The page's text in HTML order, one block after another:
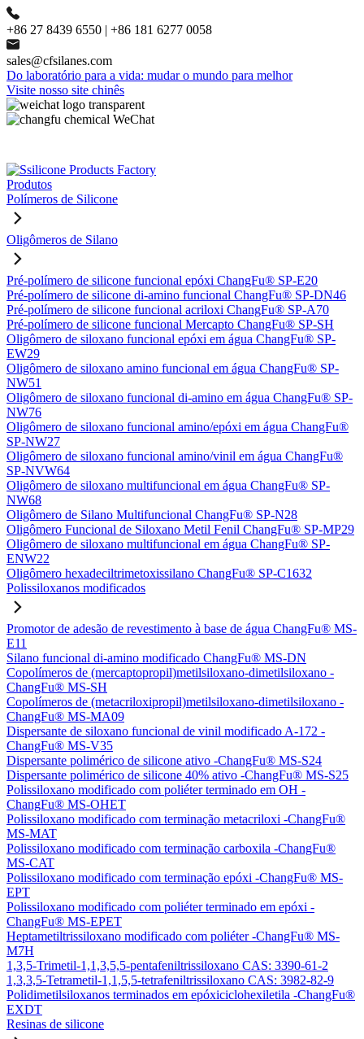
+86 27 8439 6550 | +86 181 6277 0058
sales@cfsilanes.com
Do laboratório para a vida: mudar o mundo para melhor
Visite nosso site chinês
Produtos
Polímeros de Silicone
Oligômeros de Silano
Pré-polímero de silicone funcional epóxi ChangFu® SP-E20
Pré-polímero de silicone di-amino funcional ChangFu® SP-DN46
Pré-polímero de silicone funcional acriloxi ChangFu® SP-A70
Pré-polímero de silicone funcional Mercapto ChangFu® SP-SH
Oligômero de siloxano funcional epóxi em água ChangFu® SP-
EW29
Oligômero de siloxano amino funcional em água ChangFu® SP-
NW51
Oligômero de siloxano funcional di-amino em água ChangFu® SP-
NW76
Oligômero de siloxano funcional amino/epóxi em água ChangFu®
SP-NW27
Oligômero de siloxano funcional amino/vinil em água ChangFu®
SP-NVW64
Oligômero de siloxano multifuncional em água ChangFu® SP-
NW68
Oligômero de Silano Multifuncional ChangFu® SP-N28
Oligômero Funcional de Siloxano Metil Fenil ChangFu® SP-MP29
Oligômero de siloxano multifuncional em água ChangFu® SP-
ENW22
Oligômero hexadeciltrimetoxissilano ChangFu® SP-C1632
Polissiloxanos modificados
Promotor de adesão de revestimento à base de água ChangFu® MS-
E11
Silano funcional di-amino modificado ChangFu® MS-DN
Copolímeros de (mercaptopropil)metilsiloxano-dimetilsiloxano -
ChangFu® MS-SH
Copolímeros de (metacriloxipropil)metilsiloxano-dimetilsiloxano -
ChangFu® MS-MA09
Dispersante de siloxano funcional de vinil modificado A-172 -
ChangFu® MS-V35
Dispersante polimérico de silicone ativo -ChangFu® MS-S24
Dispersante polimérico de silicone 40% ativo -ChangFu® MS-S25
Polissiloxano modificado com poliéter terminado em OH -
ChangFu® MS-OHET
Polissiloxano modificado com terminação metacriloxi -ChangFu®
MS-MAT
Polissiloxano modificado com terminação carboxila -ChangFu®
MS-CAT
Polissiloxano modificado com terminação epóxi -ChangFu® MS-
EPT
Polissiloxano modificado com poliéter terminado em epóxi -
ChangFu® MS-EPET
Heptametiltrissiloxano modificado com poliéter -ChangFu® MS-
M7H
1,3,5-Trimetil-1,1,3,5,5-pentafeniltrissiloxano CAS: 3390-61-2
1,3,3,5-Tetrametil-1,1,5,5-tetrafeniltrissiloxano CAS: 3982-82-9
Polidimetilsiloxanos terminados em epóxiciclohexiletila -ChangFu®
EXDT
Resinas de silicone